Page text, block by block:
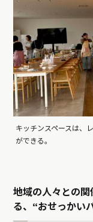
キッチンスペースは、
ができる。
地域の人々との
る、“おせっかい